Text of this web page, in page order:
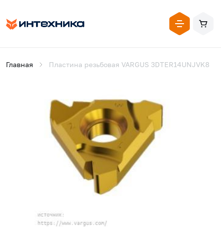
Главная Пластина резьбовая VARGUS 3DTER14UNJVK8